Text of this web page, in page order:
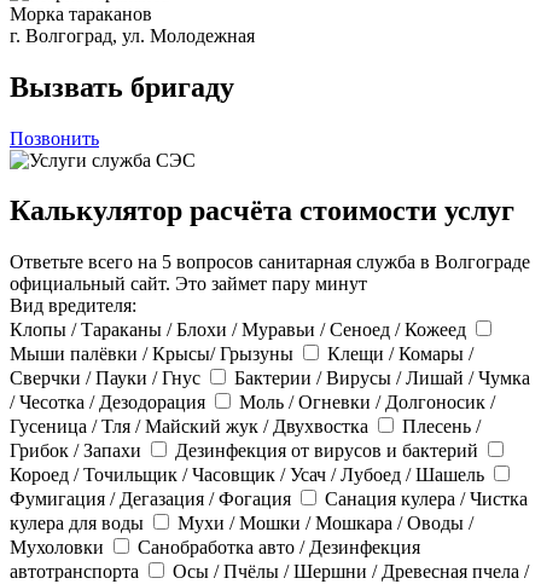
Морка тараканов
г. Волгоград, ул. Молодежная
Вызвать бригаду
Позвонить
Калькулятор расчёта стоимости услуг
Ответьте всего на 5 вопросов санитарная служба в Волгограде
официальный сайт. Это займет пару минут
Вид вредителя:
Клопы / Тараканы / Блохи / Муравьи / Сеноед / Кожеед
Мыши палёвки / Крысы/ Грызуны
Клещи / Комары /
Сверчки / Пауки / Гнус
Бактерии / Вирусы / Лишай / Чумка
/ Чесотка / Дезодорация
Моль / Огневки / Долгоносик /
Гусеница / Тля / Майский жук / Двухвостка
Плесень /
Грибок / Запахи
Дезинфекция от вирусов и бактерий
Короед / Точильщик / Часовщик / Усач / Лубоед / Шашель
Фумигация / Дегазация / Фогация
Санация кулера / Чистка
кулера для воды
Мухи / Мошки / Мошкара / Оводы /
Мухоловки
Санобработка авто / Дезинфекция
автотранспорта
Осы / Пчёлы / Шершни / Древесная пчела /